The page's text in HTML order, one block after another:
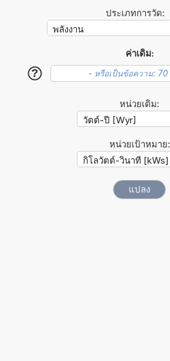
ประเภทการวัด:
ค่าเดิม:
?
หน่วยเดิม:
หน่วยเป้าหมาย: